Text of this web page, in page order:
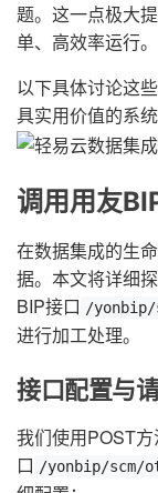
题。这一点极大
单、高效率运行。
以下具体讨论这
具实用价值的系统
调用用友
在数据集成的生
据。本文将详细
BIP接口 /
进行加工处理。
接口配置与
我们使用POST
口 /yonbip/